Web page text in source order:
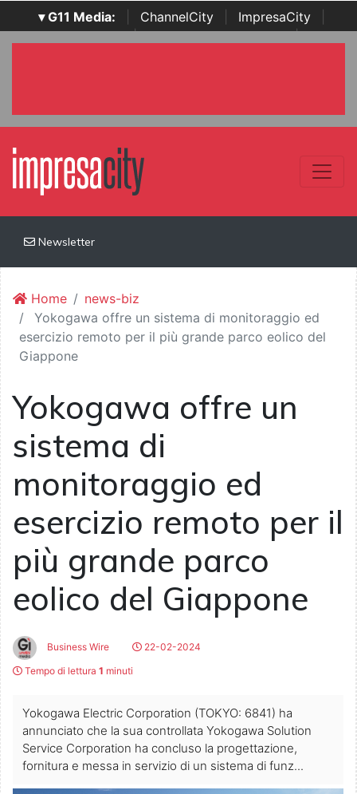
▾ G11 Media: ChannelCity ImpresaCity
SecurityOpenLab | Italian Channel Awards | Italian
Newsletter
Home
news-biz
Yokogawa offre un sistema di monitoraggio ed
esercizio remoto per il più grande parco eolico del
Giappone
Yokogawa offre un
sistema di
monitoraggio ed
esercizio remoto per il
più grande parco
eolico del Giappone
Business Wire
22-02-2024
Tempo di lettura 1 minuti
Yokogawa Electric Corporation (TOKYO: 6841) ha
annunciato che la sua controllata Yokogawa Solution
Service Corporation ha concluso la progettazione,
fornitura e messa in servizio di un sistema di funz...